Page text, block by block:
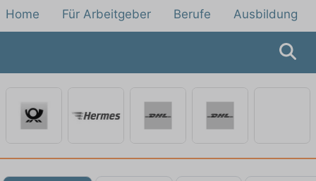
Home Für Arbeitgeber Berufe Ausbildung